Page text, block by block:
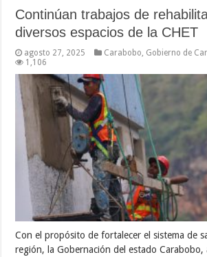
Continúan trabajos de
diversos espacios de la CHET
agosto 27, 2025 Carabobo, Gobierno de
1,106
Con el propósito de fortalecer el sistema de
región, la Gobernación del estado Carabobo,